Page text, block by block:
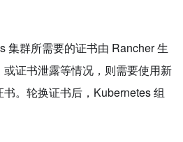
集群所需要的证书由 Rancher 生
证书泄露等情况，则需要使用新
。轮换证书后，Kubernetes 组